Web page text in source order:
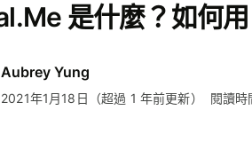
是什麼？如何
Aubrey Yung
2021年1月18日（超過 1 年前更新） 閱讀